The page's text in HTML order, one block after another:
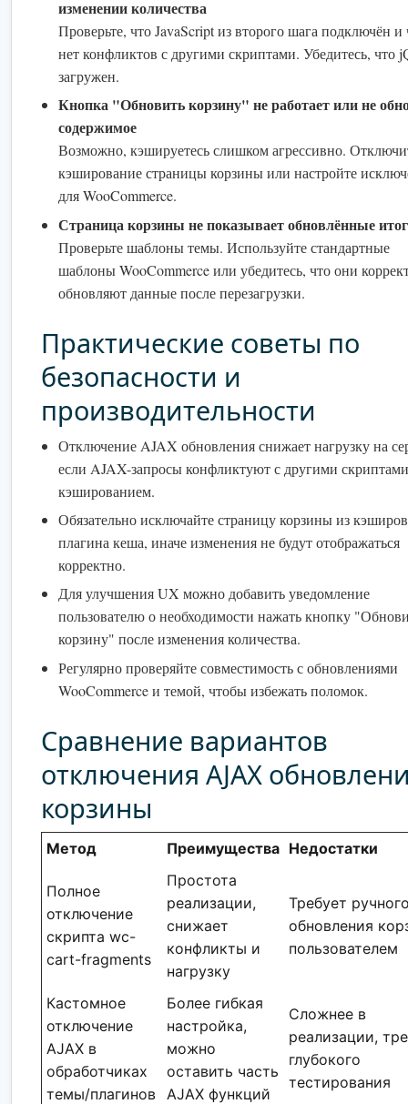
изменении количества
Проверьте, что JavaScript из второго шага подключён и
нет конфликтов с другими скриптами. Убедитесь, что
загружен.
Кнопка "Обновить корзину" не работает или не
содержимое
Возможно, кэшируетесь слишком агрессивно.
кэширование страницы корзины или настройте
для WooCommerce.
Страница корзины не показывает обновлённые
Проверьте шаблоны темы. Используйте стандартные
шаблоны WooCommerce или убедитесь, что они
обновляют данные после перезагрузки.
Практические советы по
безопасности и
производительности
Отключение AJAX обновления снижает нагрузку на
если AJAX-запросы конфликтуют с другими
кэшированием.
Обязательно исключайте страницу корзины из
плагина кеша, иначе изменения не будут отображаться
корректно.
Для улучшения UX можно добавить уведомление
пользователю о необходимости нажать кнопку
корзину" после изменения количества.
Регулярно проверяйте совместимость с обновлениями
WooCommerce и темой, чтобы избежать поломок.
Сравнение вариантов
отключения AJAX
корзины
Метод Преимущества Недостатки
Полное
отключение
скрипта wc-
cart-fragments
Простота
реализации,
снижает
конфликты и
нагрузку
Требует
обновления
пользователем
Кастомное
отключение
AJAX в
обработчиках
темы/плагинов
Более гибкая
настройка,
можно
оставить часть
AJAX функций
Сложнее в
реализации,
глубокого
тестирования